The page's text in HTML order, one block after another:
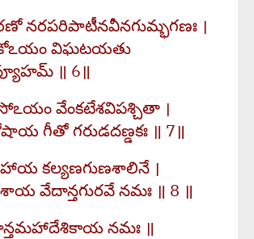
నరపరిపాటీనవీనగుమ్భగణః ।
కోఽయం విఘటయతు
॥ 6॥
సోఽయం వేంకటేశవిపశ్చితా ।
గీతో గరుడదణ్డకః ॥ 7॥
కల్యణగుణశాలినే ।
వేదాన్తగురవే నమః ॥ 8 ॥
నమః ॥